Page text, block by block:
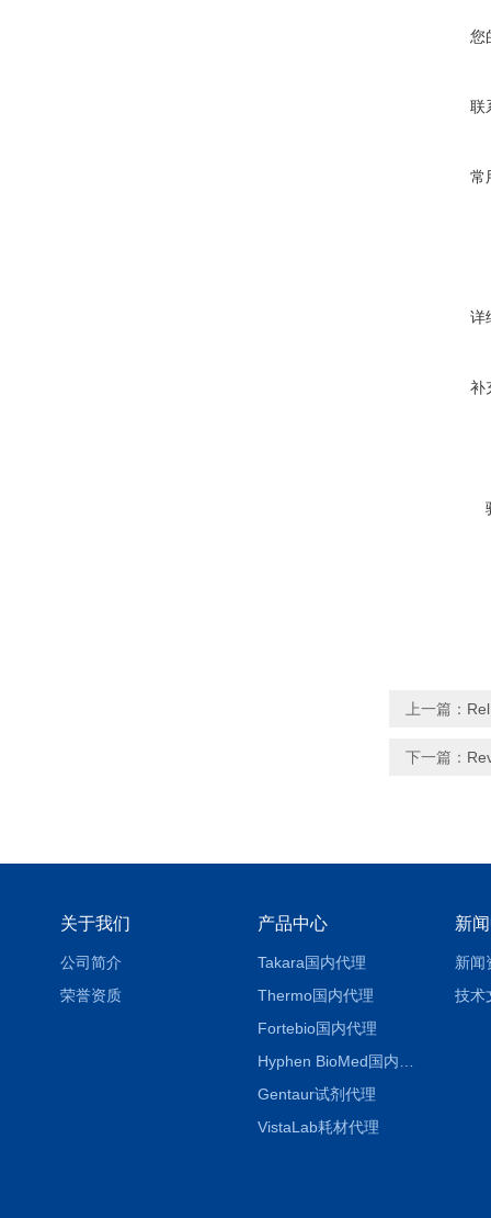
您
联
常
详
补
上一篇：
下一篇：
关于我们
公司简介
荣誉资质
产品中心
Takara国内代理
Thermo国内代理
Fortebio国内代理
Gentaur试剂代理
VistaLab耗材代理
新
新闻
技术